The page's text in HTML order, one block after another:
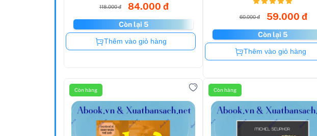
118.000 đ 84.000 đ
Còn lại 5
Còn hàng
Thêm vào giỏ hàng
60.000 đ 59.000 đ
Còn lại 5
Còn hàng
Thêm vào giỏ hàng
Còn hàng Còn hàng